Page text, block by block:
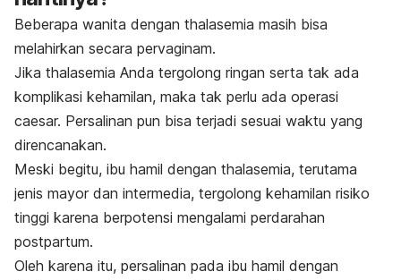
Beberapa wanita dengan thalasemia masih bisa
melahirkan secara pervaginam.
Jika thalasemia Anda tergolong ringan serta tak ada
komplikasi kehamilan, maka tak perlu ada operasi
caesar. Persalinan pun bisa terjadi sesuai waktu yang
direncanakan.
Meski begitu, ibu hamil dengan thalasemia, terutama
jenis mayor dan intermedia, tergolong kehamilan risiko
tinggi karena berpotensi mengalami perdarahan
postpartum.
Oleh karena itu, persalinan pada ibu hamil dengan